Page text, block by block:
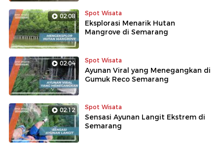
02:08 Spot Wisata
Eksplorasi Menarik Hutan
Mangrove di Semarang
02:04 Spot Wisata
Ayunan Viral yang Menegangkan di
Gumuk Reco Semarang
02:12 Spot Wisata
Sensasi Ayunan Langit Ekstrem di
Semarang